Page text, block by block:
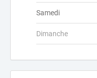
Samedi
Dimanche